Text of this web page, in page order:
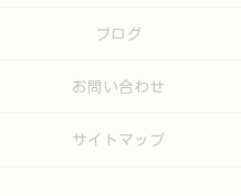
ブログ
お問い合わせ
サイトマップ